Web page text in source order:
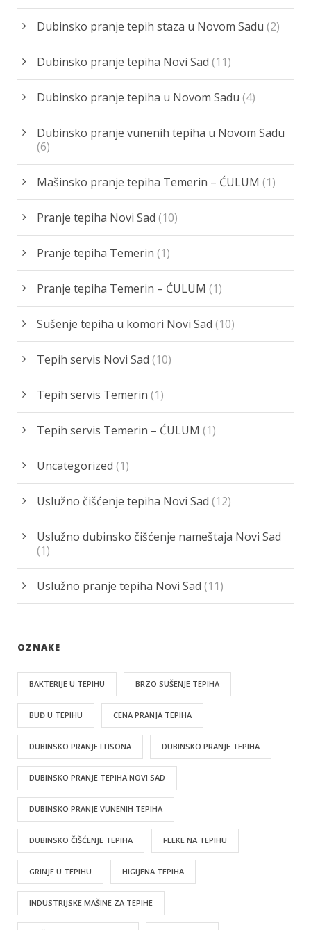
Dubinsko pranje tepih staza u Novom Sadu (2)
Dubinsko pranje tepiha Novi Sad (11)
Dubinsko pranje tepiha u Novom Sadu (4)
Dubinsko pranje vunenih tepiha u Novom Sadu
(6)
Mašinsko pranje tepiha Temerin – ĆULUM (1)
Pranje tepiha Novi Sad (10)
Pranje tepiha Temerin (1)
Pranje tepiha Temerin – ĆULUM (1)
Sušenje tepiha u komori Novi Sad (10)
Tepih servis Novi Sad (10)
Tepih servis Temerin (1)
Tepih servis Temerin – ĆULUM (1)
Uncategorized (1)
Uslužno čišćenje tepiha Novi Sad (12)
Uslužno dubinsko čišćenje nameštaja Novi Sad
(1)
Uslužno pranje tepiha Novi Sad (11)
OZNAKE
BAKTERIJE U TEPIHU BRZO SUŠENJE TEPIHA
BUĐ U TEPIHU CENA PRANJA TEPIHA
DUBINSKO PRANJE ITISONA DUBINSKO PRANJE TEPIHA
DUBINSKO PRANJE TEPIHA NOVI SAD
DUBINSKO PRANJE VUNENIH TEPIHA
DUBINSKO ČIŠĆENJE TEPIHA FLEKE NA TEPIHU
GRINJE U TEPIHU HIGIJENA TEPIHA
INDUSTRIJSKE MAŠINE ZA TEPIHE